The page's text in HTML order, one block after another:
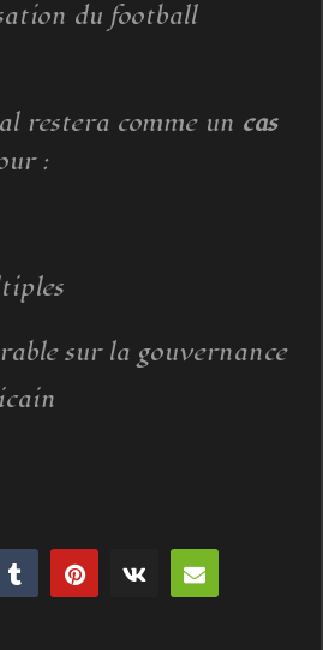
du football
restera comme un cas
:
sur la gouvernance